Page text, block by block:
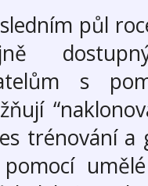
půl
s
trénování a